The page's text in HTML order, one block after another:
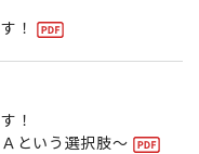
！
！
という選択肢〜